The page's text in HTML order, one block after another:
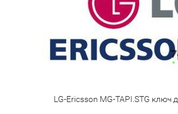
LG-Ericsson MG-TAPI.STG ключ